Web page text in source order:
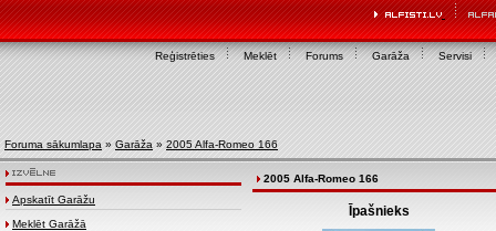
Reģistrēties Meklēt Forums Garāža Servisi
Foruma sākumlapa » Garāža » 2005 Alfa-Romeo 166
Apskatīt Garāžu
Meklēt Garāžā
2005 Alfa-Romeo 166
Īpašnieks